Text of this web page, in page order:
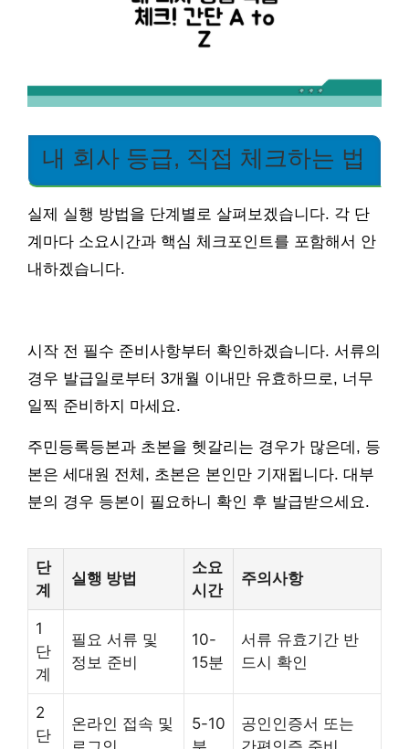
내 회사 등급, 직접 체크하는 법
실제 실행 방법을 단계별로 살펴보겠습니다. 각 단
계마다 소요시간과 핵심 체크포인트를 포함해서 안
내하겠습니다.
시작 전 필수 준비사항부터 확인하겠습니다. 서류의
경우 발급일로부터 3개월 이내만 유효하므로, 너무
일찍 준비하지 마세요.
주민등록등본과 초본을 헷갈리는 경우가 많은데, 등
본은 세대원 전체, 초본은 본인만 기재됩니다. 대부
분의 경우 등본이 필요하니 확인 후 발급받으세요.
단
계
실행 방법
소요
시간
주의사항
1
단
계
필요 서류 및
정보 준비
10-
15분
서류 유효기간 반
드시 확인
2
단
온라인 접속 및
5-10
공인인증서 또는